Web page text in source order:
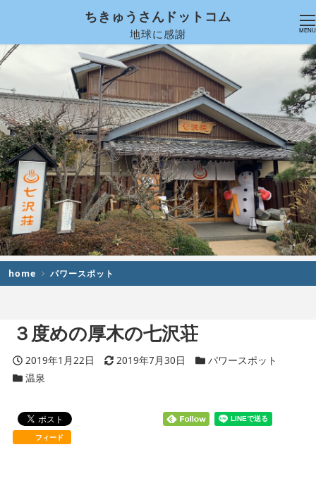
ちきゅうさんドットコム
地球に感謝 MENU
home パワースポット
３度めの厚木の七沢荘
投稿日
2019年1月22日 更新日
2019年7月30日 カテゴリー
パワースポット
カテゴリー
温泉
フィード